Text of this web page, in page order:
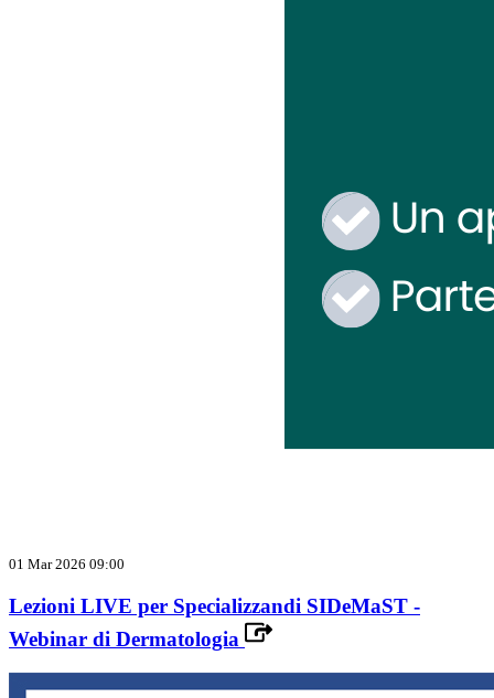
01 Mar 2026 09:00
Lezioni LIVE per Specializzandi SIDeMaST -
Webinar di Dermatologia